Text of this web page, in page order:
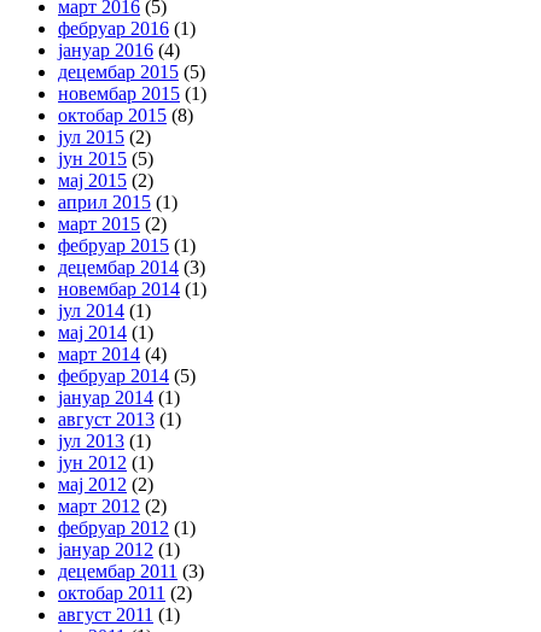
март 2016 (5)
фебруар 2016 (1)
јануар 2016 (4)
децембар 2015 (5)
новембар 2015 (1)
октобар 2015 (8)
јул 2015 (2)
јун 2015 (5)
мај 2015 (2)
април 2015 (1)
март 2015 (2)
фебруар 2015 (1)
децембар 2014 (3)
новембар 2014 (1)
јул 2014 (1)
мај 2014 (1)
март 2014 (4)
фебруар 2014 (5)
јануар 2014 (1)
август 2013 (1)
јул 2013 (1)
јун 2012 (1)
мај 2012 (2)
март 2012 (2)
фебруар 2012 (1)
јануар 2012 (1)
децембар 2011 (3)
октобар 2011 (2)
август 2011 (1)